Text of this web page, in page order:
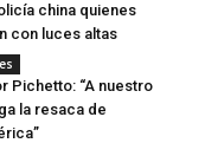
china quienes
con luces altas
Pichetto: “A nuestro
la resaca de